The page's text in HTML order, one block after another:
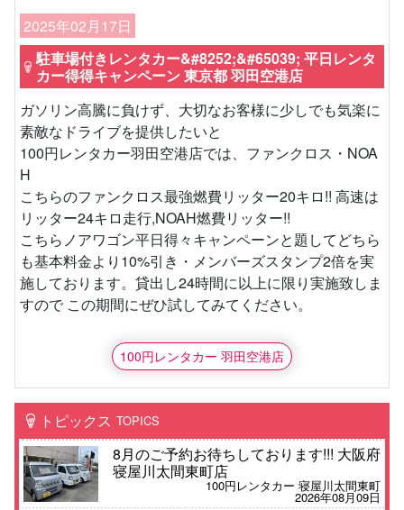
2025年02月17日
駐車場付きレンタカー&#8252;&#65039; 平日レンタ
カー得得キャンペーン 東京都 羽田空港店
ガソリン高騰に負けず、大切なお客様に少しでも気楽に
素敵なドライブを提供したいと
100円レンタカー羽田空港店では、ファンクロス・NOA
H
こちらのファンクロス最強燃費リッター20キロ!! 高速は
リッター24キロ走行,NOAH燃費リッター!!
こちらノアワゴン平日得々キャンペーンと題してどちら
も基本料金より10%引き・メンバーズスタンプ2倍を実
施しております。貸出し24時間に以上に限り実施致しま
すので この期間にぜひ試してみてください。
100円レンタカー 羽田空港店
トピックス TOPICS
8月のご予約お待ちしております!!! 大阪府
寝屋川太間東町店
100円レンタカー 寝屋川太間東町
2026年08月09日